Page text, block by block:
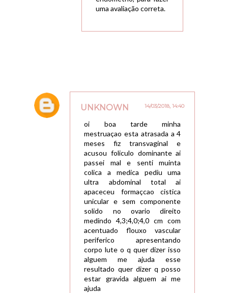
uma avaliação correta.
UNKNOWN 14/03/2018, 14:40
oi boa tarde minha
mestruaçao esta atrasada a 4
meses fiz transvaginal e
acusou foliculo dominante ai
passei mal e senti muinta
colica a medica pediu uma
ultra abdominal total ai
apaceceu formaçcao cistica
unicular e sem componente
solido no ovario direito
medindo 4,3;4,0;4,0 cm com
acentuado flouxo vascular
periferico apresentando
corpo lute o q quer dizer isso
alguem me ajuda esse
resultado quer dizer q posso
estar gravida alguem ai me
ajuda